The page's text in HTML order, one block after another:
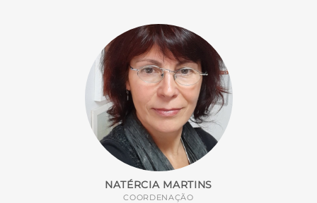
NATÉRCIA MARTINS
COORDENAÇÃO